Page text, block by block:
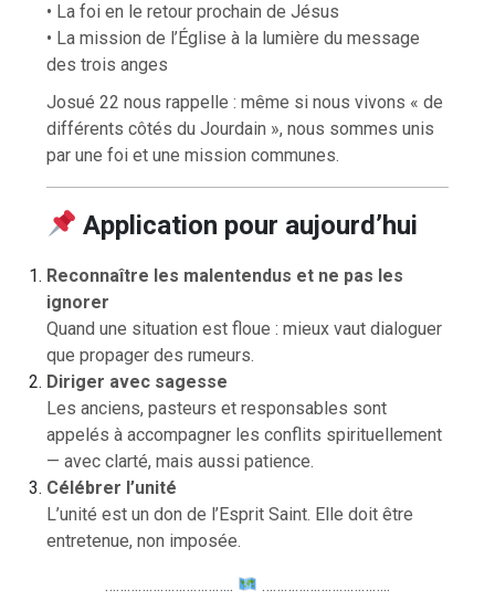
• La foi en le retour prochain de Jésus
• La mission de l’Église à la lumière du message
des trois anges
Josué 22 nous rappelle : même si nous vivons « de
différents côtés du Jourdain », nous sommes unis
par une foi et une mission communes.
Application pour aujourd’hui
Reconnaître les malentendus et ne pas les
ignorer
Quand une situation est floue : mieux vaut dialoguer
que propager des rumeurs.
Diriger avec sagesse
Les anciens, pasteurs et responsables sont
appelés à accompagner les conflits spirituellement
— avec clarté, mais aussi patience.
Célébrer l’unité
L’unité est un don de l’Esprit Saint. Elle doit être
entretenue, non imposée.
…………………………….. ……………………………..